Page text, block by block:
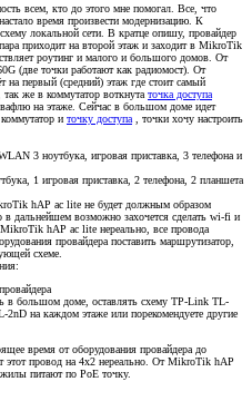
всем, кто до этого мне помогал. Все, что
время произвести модернизацию. К
локальной сети. В кратце опишу, провайдер
приходит на второй этаж и заходит в MikroTik
роутинг и малого и большого домов. От
(две точки работают как радиомост). От
первый (средний) этаж где стоит самый
же в коммутатор воткнута точка доступа
на этаже. Сейчас в большом доме идет
и точку доступа , точки хочу настроить
3 ноутбука, игровая приставка, 3 телефона и
1 игровая приставка, 2 телефона, 2 планшета
hAP ac lite не будет должным образом
в дальнейшем возможно захочется сделать wi-fi и
hAP ac lite нереально, все провода
провайдера поставить маршрутизатор,
схеме.
в большом доме, оставлять схему TP-Link TL-
на каждом этаже или порекомендуете другие
время от оборудования провайдера до
этот провод на 4х2 нереально. От MikroTik hAP
питают по PoE точку.